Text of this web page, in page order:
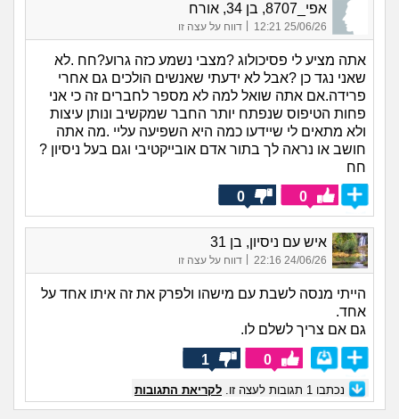
אפי_8707, בן 34, אורח
25/06/26 12:21 דווח על עצה זו
אתה מציע לי פסיכולוג ?מצבי נשמע כזה גרוע?חח .לא
שאני נגד כן ?אבל לא ידעתי שאנשים הולכים גם אחרי
פרידה.אם אתה שואל למה לא מספר לחברים זה כי אני
פחות הטיפוס שנפתח יותר החבר שמקשיב ונותן עיצות
ולא מתאים לי שיידעו כמה היא השפיעה עליי .מה אתה
חושב או נראה לך בתור אדם אובייקטיבי וגם בעל ניסיון ?
חח
0
0
איש עם ניסיון, בן 31
24/06/26 22:16 דווח על עצה זו
הייתי מנסה לשבת עם מישהו ולפרק את זה איתו אחד על
אחד.
גם אם צריך לשלם לו.
0
1
נכתבו 1 תגובות לעצה זו. לקריאת התגובות